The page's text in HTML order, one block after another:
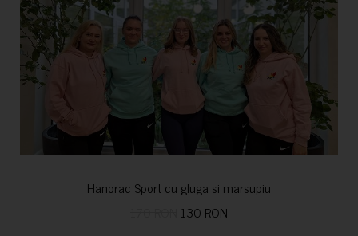
Hanorac Sport cu gluga si marsupiu
130 RON